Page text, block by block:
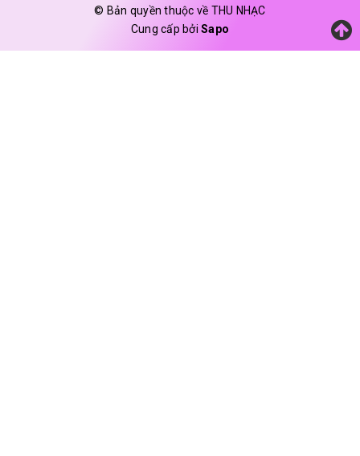
© Bản quyền thuộc về THU NHẠC
Cung cấp bởiSapo